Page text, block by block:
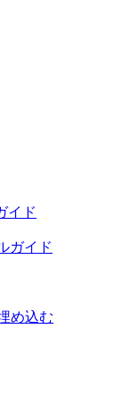
イド
ガイド
め込む